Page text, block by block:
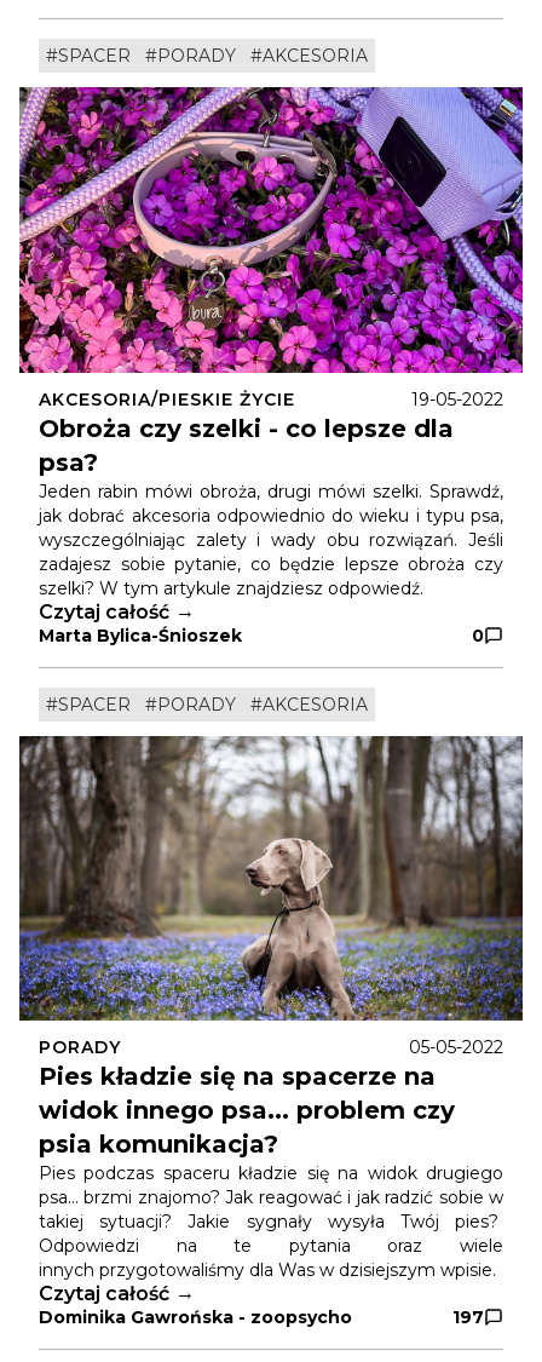
#SPACER #PORADY #AKCESORIA
AKCESORIA/PIESKIE ŻYCIE 19-05-2022
Obroża czy szelki - co lepsze dla
psa?
Jeden rabin mówi obroża, drugi mówi szelki. Sprawdź,
jak dobrać akcesoria odpowiednio do wieku i typu psa,
wyszczególniając zalety i wady obu rozwiązań. Jeśli
zadajesz sobie pytanie, co będzie lepsze obroża czy
szelki? W tym artykule znajdziesz odpowiedź.
Czytaj całość
Marta Bylica-Śnioszek 0
#SPACER #PORADY #AKCESORIA
PORADY 05-05-2022
Pies kładzie się na spacerze na
widok innego psa... problem czy
psia komunikacja?
Pies podczas spaceru kładzie się na widok drugiego
psa... brzmi znajomo? Jak reagować i jak radzić sobie w
takiej sytuacji? Jakie sygnały wysyła Twój pies?
Odpowiedzi na te pytania oraz wiele
innych przygotowaliśmy dla Was w dzisiejszym wpisie.
Czytaj całość
Dominika Gawrońska - zoopsycho 197